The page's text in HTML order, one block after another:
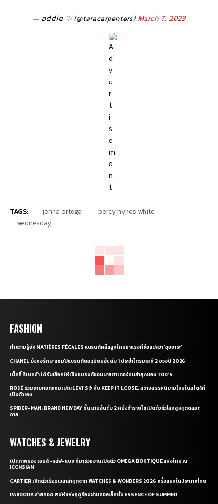
— 𝖺𝖽𝖽𝗂𝖾 ♡ (@taracarpenters) March 7, 2023
TAGS: jenna ortega
percy hynes white
wednesday
FASHION
ทำความรู้จัก MATIÈRES FÉCALES แบรนด์คลื่นลูกใหม่มาแรงที่ชื่อแปลว่า ‘อุจจาระ’
CHANEL ยังคงรักษาแชมป์แบรนด์ยอดนิยมอันดับ 1 ประจำไตรมาสที่ 2 ของปี 2026
เบ็คกี้ รีเบคก้า ได้รับเลือกให้เป็นแบรนด์แอมบาสซาเดอร์คนล่าสุดของ TOD’S
ROSÉ ร่วมถ่ายทอดแคมเปญ LEVI’S® กับ KEEP IT LOOSE. สร้างสรรค์นิยามใหม่ในสไตล์ที่
เป็นตัวเอง
SPIDER-MAN: BRAND NEW DAY ขึ้นแท่นอันดับ 2 หนังทำรายได้เปิดตัวทั่วโลกสูงสุดตลอด
กาล
WATCHES & JEWELRY
เปิดภาพของ เจมส์-กลัฟ-แบม ที่มาร่วมงานเปิดตัว OMEGA BOUTIQUE แห่งใหม่ ณ
ICONSIAM
CARTIER เปิดตัวเรือนเวลาล่าสุดจาก WATCHES & WONDERS 2026 ครั้งแรกในประเทศไทย
PANDORA ถ่ายทอดเสน่ห์แห่งฤดูร้อนผ่านคอลเล็กชั่น ESSENCE OF SUMMER